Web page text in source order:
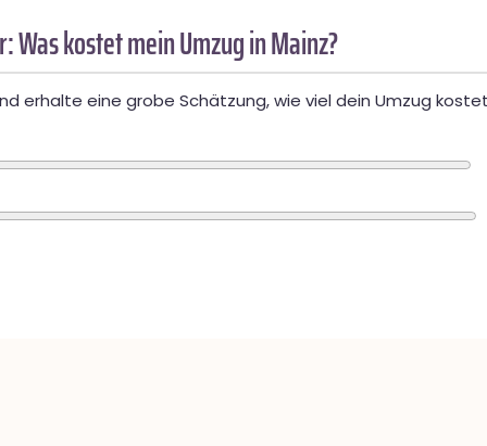
Was kostet mein Umzug in Mainz?
erhalte eine grobe Schätzung, wie viel dein Umzug